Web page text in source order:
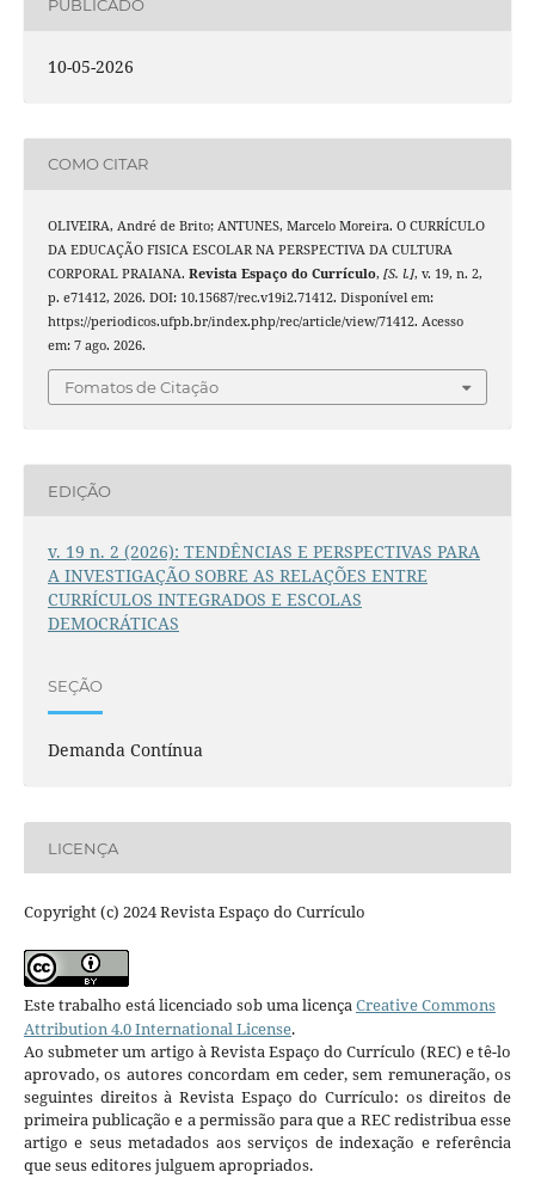
PUBLICADO
10-05-2026
COMO CITAR
OLIVEIRA, André de Brito; ANTUNES, Marcelo Moreira. O CURRÍCULO
DA EDUCAÇÃO FISICA ESCOLAR NA PERSPECTIVA DA CULTURA
CORPORAL PRAIANA. Revista Espaço do Currículo, [S. l.], v. 19, n. 2,
p. e71412, 2026. DOI: 10.15687/rec.v19i2.71412. Disponível em:
https://periodicos.ufpb.br/index.php/rec/article/view/71412. Acesso
em: 7 ago. 2026.
Fomatos de Citação
EDIÇÃO
v. 19 n. 2 (2026): TENDÊNCIAS E PERSPECTIVAS PARA
A INVESTIGAÇÃO SOBRE AS RELAÇÕES ENTRE
CURRÍCULOS INTEGRADOS E ESCOLAS
DEMOCRÁTICAS
SEÇÃO
Demanda Contínua
LICENÇA
Copyright (c) 2024 Revista Espaço do Currículo
Este trabalho está licenciado sob uma licençaCreative Commons
Attribution 4.0 International License.
Ao submeter um artigo à Revista Espaço do Currículo (REC) e tê-lo
aprovado, os autores concordam em ceder, sem remuneração, os
seguintes direitos à Revista Espaço do Currículo: os direitos de
primeira publicação e a permissão para que a REC redistribua esse
artigo e seus metadados aos serviços de indexação e referência
que seus editores julguem apropriados.